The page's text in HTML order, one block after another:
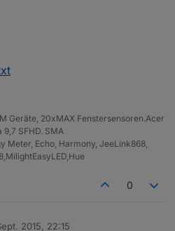
Geräte, 20xMAX Fenstersensoren.Acer
SFHD. SMA
Meter, Echo, Harmony, JeeLink868,
0
2015, 22:15